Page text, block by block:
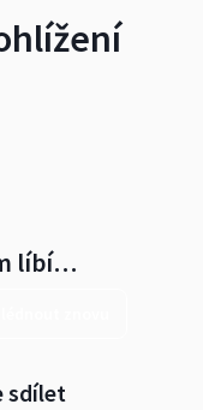
líbí…
sdílet